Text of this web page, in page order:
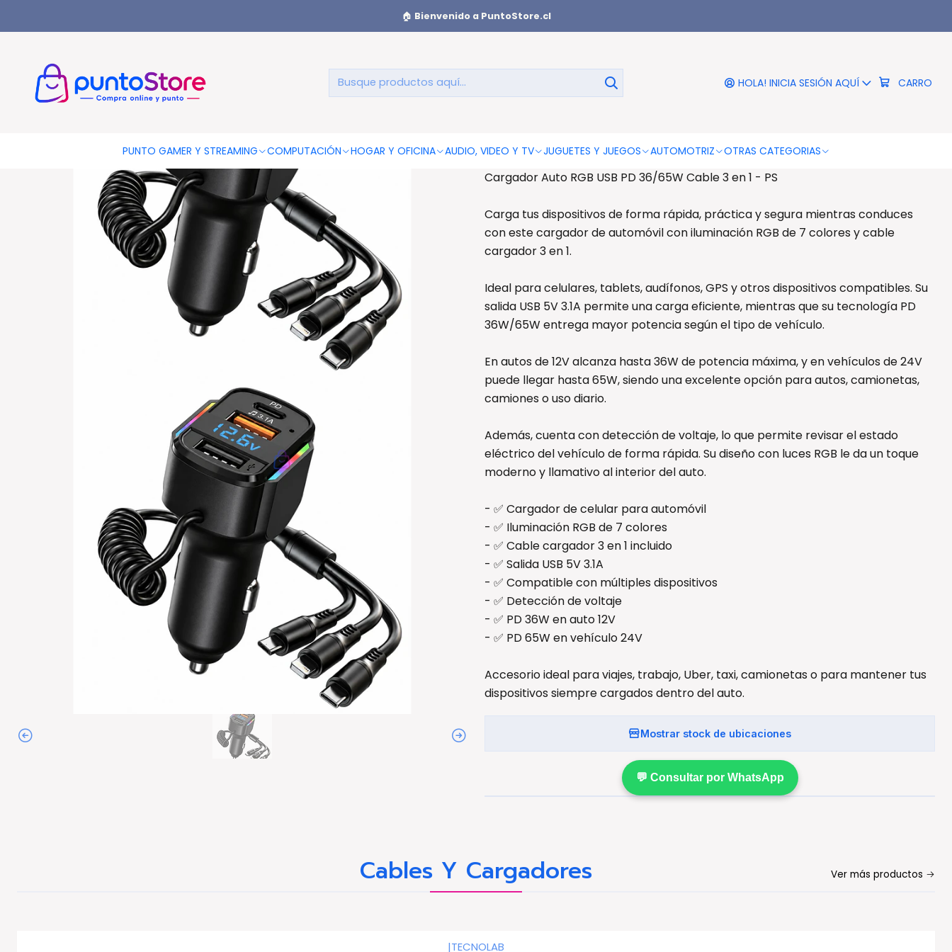
HOLA! INICIA SESIÓN AQUÍ CARRO
PUNTO GAMER Y STREAMING COMPUTACIÓN HOGAR Y OFICINA AUDIO, VIDEO Y TV JUGUETES Y JUEGOS AUTOMOTRIZ OTRAS CATEGORIAS
🏠 Bienvenido a PuntoStore.cl
Cargador Auto RGB USB PD 36/65W Cable 3 en 1 - PS
Cargador Auto RGB USB PD 36/65W
Cable 3 en 1 - PS
DESCRIPCIÓN
Cargador Auto RGB USB PD 36/65W Cable 3 en 1 - PS
Carga tus dispositivos de forma rápida, práctica y segura mientras conduces
con este cargador de automóvil con iluminación RGB de 7 colores y cable
cargador 3 en 1.
Ideal para celulares, tablets, audífonos, GPS y otros dispositivos compatibles. Su
salida USB 5V 3.1A permite una carga eficiente, mientras que su tecnología PD
36W/65W entrega mayor potencia según el tipo de vehículo.
En autos de 12V alcanza hasta 36W de potencia máxima, y en vehículos de 24V
puede llegar hasta 65W, siendo una excelente opción para autos, camionetas,
camiones o uso diario.
Además, cuenta con detección de voltaje, lo que permite revisar el estado
eléctrico del vehículo de forma rápida. Su diseño con luces RGB le da un toque
moderno y llamativo al interior del auto.
- ✅ Cargador de celular para automóvil
- ✅ Iluminación RGB de 7 colores
- ✅ Cable cargador 3 en 1 incluido
- ✅ Salida USB 5V 3.1A
- ✅ Compatible con múltiples dispositivos
- ✅ Detección de voltaje
- ✅ PD 36W en auto 12V
- ✅ PD 65W en vehículo 24V
Accesorio ideal para viajes, trabajo, Uber, taxi, camionetas o para mantener tus
dispositivos siempre cargados dentro del auto.
Mostrar stock de ubicaciones
💬 Consultar por WhatsApp
Cables Y Cargadores Ver más productos
|TECNOLAB